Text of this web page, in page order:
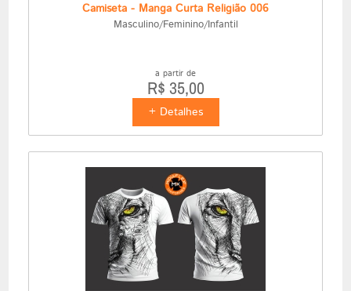
Camiseta - Manga Curta Religião 006
Masculino/Feminino/Infantil
a partir de
R$ 35,00
+ Detalhes